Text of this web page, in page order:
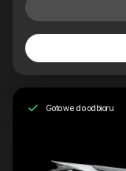
Gotowe do odbioru